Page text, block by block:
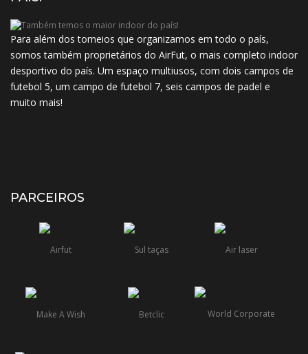
Para além dos torneios que organizamos em todo o país,
somos também proprietários do AirFut, o mais completo indoor
desportivo do país. Um espaço multiusos, com dois campos de
futebol 5, um campo de futebol 7, seis campos de padel e
muito mais!
PARCEIROS